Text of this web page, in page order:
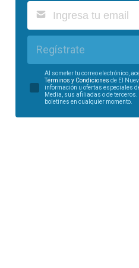
Regístrate
Al someter tu correo electrónico,
Términos y Condiciones de El
información u ofertas especiales
Media, sus afiliadas o de
boletines en cualquier momento.